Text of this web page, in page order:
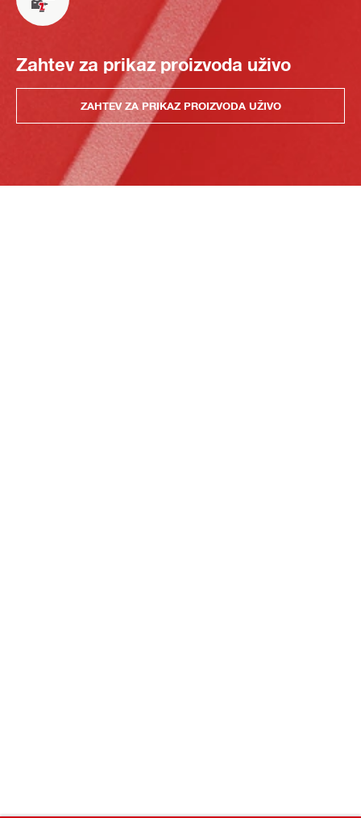
Zahtev za prikaz proizvoda uživo
ZAHTEV ZA PRIKAZ PROIZVODA UŽIVO